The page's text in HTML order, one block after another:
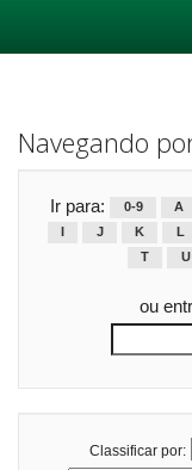
Navegando
Ir para: 0-9 A
J K L
T
U
ou
Classificar por: